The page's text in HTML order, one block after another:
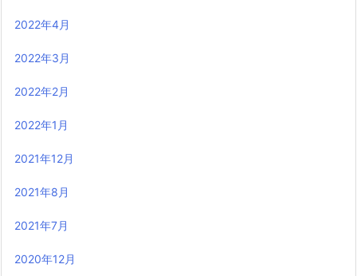
2022年4月
2022年3月
2022年2月
2022年1月
2021年12月
2021年8月
2021年7月
2020年12月